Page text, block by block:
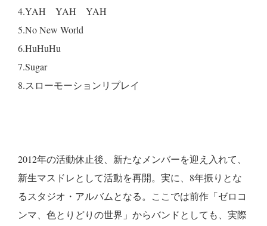
4.YAH YAH YAH
5.No New World
6.HuHuHu
7.Sugar
8.スローモーションリプレイ
2012年の活動休止後、新たなメンバーを迎え入れて、
新生マスドレとして活動を再開。実に、8年振りとな
るスタジオ・アルバムとなる。ここでは前作「ゼロコ
ンマ、色とりどりの世界」からバンドとしても、実際